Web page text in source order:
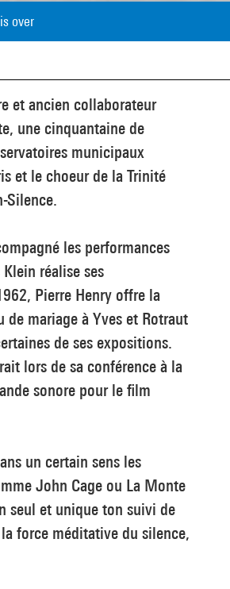
over
et ancien collaborateur
une cinquantaine de
municipaux
et le choeur de la Trinité
Silence.
les performances
réalise ses
Pierre Henry offre la
mariage à Yves et Rotraut
de ses expositions.
lors de sa conférence à la
sonore pour le film
un certain sens les
John Cage ou La Monte
seul et unique ton suivi de
force méditative du silence,